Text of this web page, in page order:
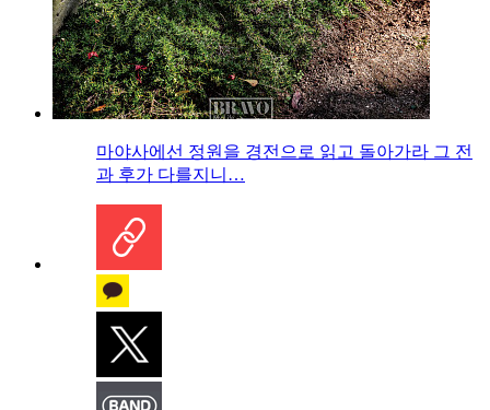
마야사에선 정원을 경전으로 읽고 돌아가라 그 전
과 후가 다를지니…